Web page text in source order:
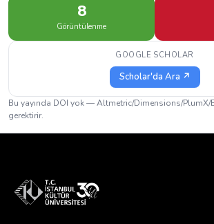
8
Görüntülenme
GOOGLE SCHOLAR
Scholar'da Ara ↗
Bu yayında DOI yok — Altmetric/Dimensions/PlumX/
gerektirir.